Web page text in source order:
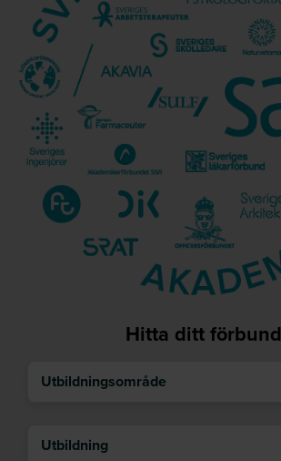
Hitta ditt förbund
Utbildningsområde